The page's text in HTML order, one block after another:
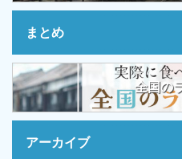
まとめ
全国の
アーカイブ